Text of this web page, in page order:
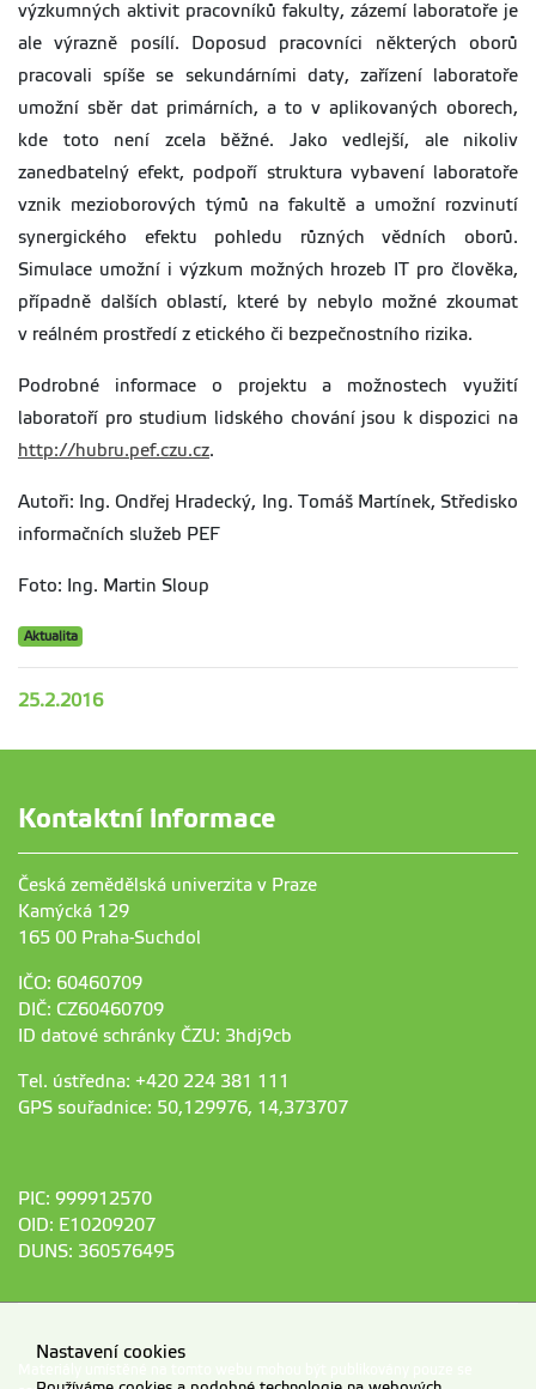
výzkumných aktivit pracovníků fakulty, zázemí laboratoře je
ale výrazně posílí. Doposud pracovníci některých oborů
pracovali spíše se sekundárními daty, zařízení laboratoře
umožní sběr dat primárních, a to v aplikovaných oborech,
kde toto není zcela běžné. Jako vedlejší, ale nikoliv
zanedbatelný efekt, podpoří struktura vybavení laboratoře
vznik mezioborových týmů na fakultě a umožní rozvinutí
synergického efektu pohledu různých vědních oborů.
Simulace umožní i výzkum možných hrozeb IT pro člověka,
případně dalších oblastí, které by nebylo možné zkoumat
v reálném prostředí z etického či bezpečnostního rizika.
Podrobné informace o projektu a možnostech využití
laboratoří pro studium lidského chování jsou k dispozici na
http://hubru.pef.czu.cz.
Autoři: Ing. Ondřej Hradecký, Ing. Tomáš Martínek, Středisko
informačních služeb PEF
Foto: Ing. Martin Sloup
Aktualita
25.2.2016
Kontaktní informace
Česká zemědělská univerzita v Praze
Kamýcká 129
165 00 Praha-Suchdol
IČO: 60460709
DIČ: CZ60460709
ID datové schránky ČZU: 3hdj9cb
Tel. ústředna: +420 224 381 111
GPS souřadnice: 50,129976, 14,373707
PIC: 999912570
OID: E10209207
DUNS: 360576495
Nastavení cookies